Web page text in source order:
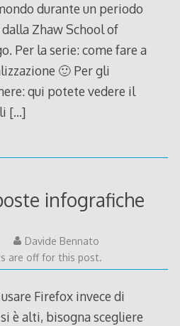
durante un periodo
Zhaw School of
Per la serie: come fare a
🙂 Per gli
qui potete vedere il
[…]
infografiche
Davide Bennato
are off for this post.
Firefox invece di
è alti, bisogna scegliere